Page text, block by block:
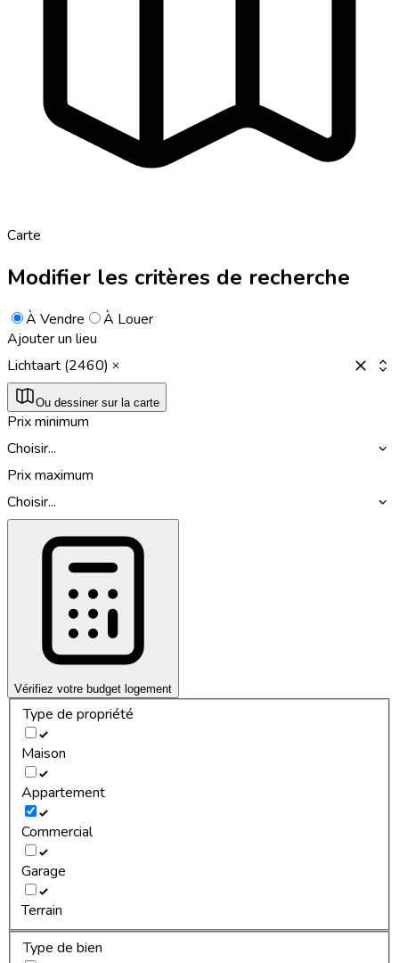
Carte
Modifier les critères de recherche
À Vendre
À Louer
Ajouter un lieu
Lichtaart (2460)
Ou dessiner sur la carte
Prix minimum
Choisir...
Prix maximum
Choisir...
Vérifiez votre budget logement
Type de propriété
Maison
Appartement
Commercial
Garage
Terrain
Type de bien